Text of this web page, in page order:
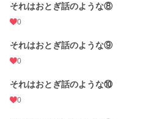
それはおとぎ話のような⑧
0
それはおとぎ話のような⑨
0
それはおとぎ話のような⑩
0